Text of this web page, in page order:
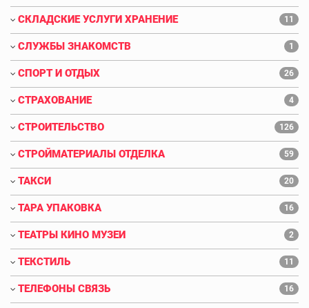
СКЛАДСКИЕ УСЛУГИ ХРАНЕНИЕ 11
СЛУЖБЫ ЗНАКОМСТВ 1
СПОРТ И ОТДЫХ 26
СТРАХОВАНИЕ 4
СТРОИТЕЛЬСТВО 126
СТРОЙМАТЕРИАЛЫ ОТДЕЛКА 59
ТАКСИ 20
ТАРА УПАКОВКА 16
ТЕАТРЫ КИНО МУЗЕИ 2
ТЕКСТИЛЬ 11
ТЕЛЕФОНЫ СВЯЗЬ 16